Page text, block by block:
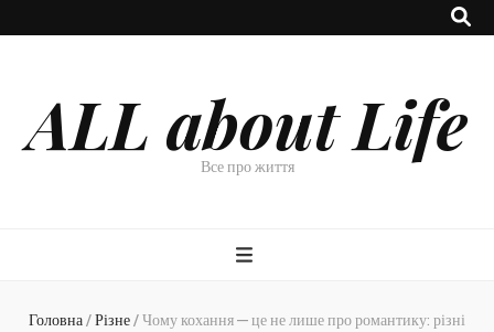
ALL about Life
Все про життя
Головна/Різне/Чому кохання — це не лише про романтику: різні